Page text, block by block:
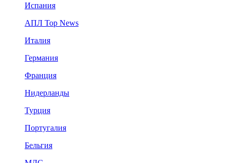
Испания
АПЛ Top News
Италия
Германия
Франция
Нидерланды
Турция
Португалия
Бельгия